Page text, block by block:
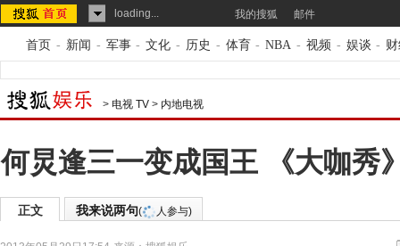
loading... 我的搜狐 邮件
首页 - 新闻 - 军事 - 文化 - 历史 - 体育 - NBA - 视频 - 娱谈 -
> 电视 TV > 内地电视
何炅逢三一变成国王 《大咖秀
正文 我来说两句( 人参与)